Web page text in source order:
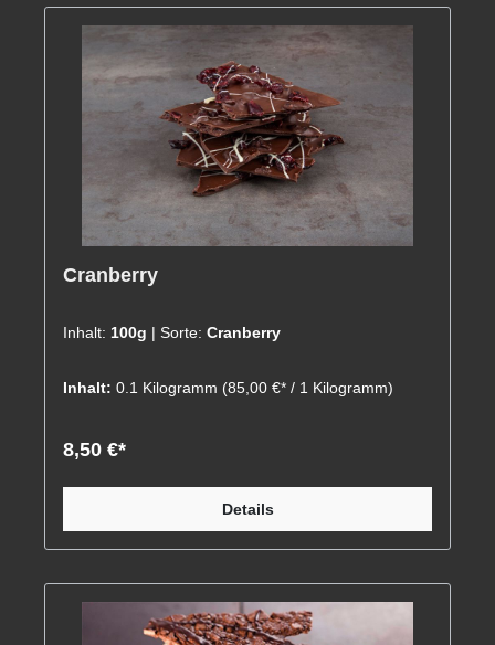
Cranberry
Inhalt: 100g | Sorte: Cranberry
Inhalt: 0.1 Kilogramm (85,00 €* / 1 Kilogramm)
8,50 €*
Details